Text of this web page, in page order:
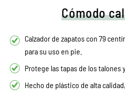
Cómodo
Calzador de zapatos con 79
para su uso en pie.
Protege las tapas de los talones
Hecho de plástico de alta